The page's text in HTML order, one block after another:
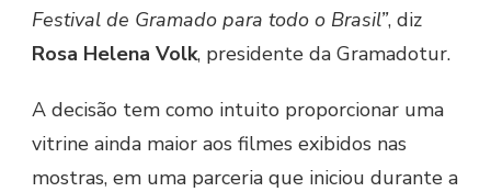
Festival de Gramado para todo o Brasil”, diz
Rosa Helena Volk, presidente da Gramadotur.
A decisão tem como intuito proporcionar uma
vitrine ainda maior aos filmes exibidos nas
mostras, em uma parceria que iniciou durante a